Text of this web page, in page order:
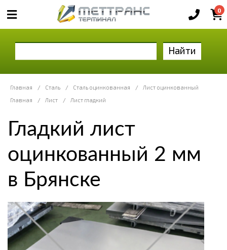
0
Найти
Главная / Сталь / Сталь оцинкованная /
Лист оцинкованный
Главная
/ Лист / Лист гладкий
Гладкий лист
оцинкованный 2 мм
в Брянске